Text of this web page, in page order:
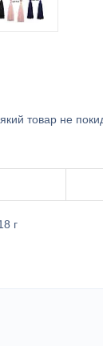
товар не
г